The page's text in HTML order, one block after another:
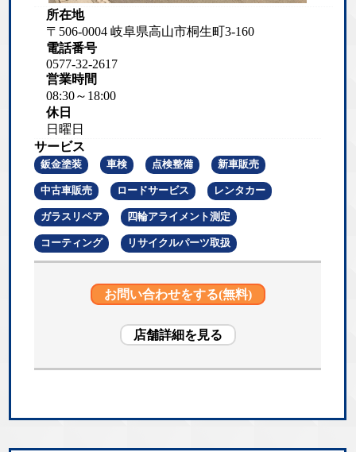
所在地
〒506-0004 岐阜県高山市桐生町3-160
電話番号
0577-32-2617
営業時間
08:30～18:00
休日
日曜日
サービス
鈑金塗装 車検 点検整備 新車販売
中古車販売 ロードサービス レンタカー
ガラスリペア 四輪アライメント測定
コーティング リサイクルパーツ取扱
お問い合わせをする(無料)
店舗詳細を見る